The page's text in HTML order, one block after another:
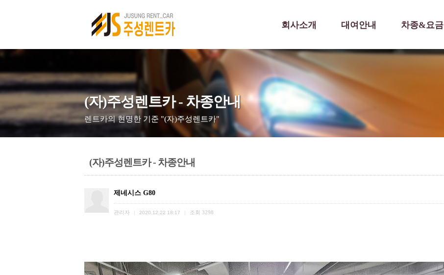
회사소개 대여안내 차종&요금
(자)주성렌트카 - 차종안내
렌트카의 현명한 기준 "(자)주성렌트카"
(자)주성렌트카 - 차종안내
제네시스 G80
관리자 2020.12.22 18:17 조회 3298